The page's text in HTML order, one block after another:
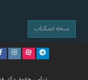
نسخه دسکتاپ